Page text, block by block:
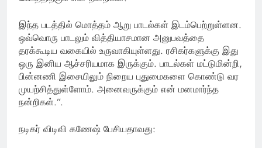
இந்த படத்தில் மொத்தம் ஆறு பாடல்கள் இடம்பெற்றுள்ளன.
ஒவ்வொரு பாடலும் வித்தியாசமான அனுபவத்தை
தரக்கூடிய வகையில் உருவாகியுள்ளது. ரசிகர்களுக்கு இது
ஒரு இனிய ஆச்சரியமாக இருக்கும். பாடல்கள் மட்டுமின்றி,
பின்னணி இசையிலும் நிறைய புதுமைகளை கொண்டு வர
முயற்சித்துள்ளோம். அனைவருக்கும் என் மனமார்ந்த
நன்றிகள்.”.
நடிகர் விடிவி கணேஷ் பேசியதாவது: